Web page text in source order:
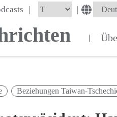
| |
|
Beziehungen Taiwan-